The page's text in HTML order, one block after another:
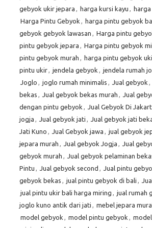
gebyok ukir jepara , harga kursi kayu ,
Harga Pintu Gebyok , harga pintu gebyok
gebyok gebyok lawasan , Harga pintu
pintu gebyok jepara , Harga pintu gebyok
pintu gebyok murah , harga pintu gebyok
pintu ukir, jendela gebyok , jendela rumah
Joglo , joglo rumah minimalis , Jual gebyok ,
bekas , Jual gebyok bekas murah , Jual
dengan pintu gebyok , Jual Gebyok Di
jogja , Jual gebyok jati , Jual gebyok jati
Jati Kuno , Jual Gebyok jawa , jual gebyok
jepara murah , Jual gebyok Jogja , Jual
gebyok murah , Jual gebyok pelaminan
Pintu , Jual gebyok second , Jual pintu
gebyok bekas , jual pintu gebyok di bali ,
jual pintu ukir bali harga miring , jual rumah
joglo kuno antik dari jati , mebel jepara
model gebyok , model pintu gebyok ,